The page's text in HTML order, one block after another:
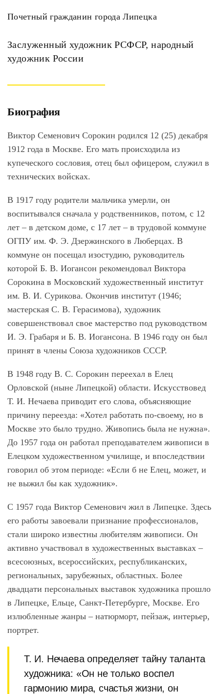
Заслуженный художник РСФСР, народный
художник России
Биография
Виктор Семенович Сорокин родился 12 (25) декабря
1912 года в Москве. Его мать происходила из
купеческого сословия, отец был офицером, служил в
технических войсках.
В 1917 году родители мальчика умерли, он
воспитывался сначала у родственников, потом, с 12
лет – в детском доме, с 17 лет – в трудовой коммуне
ОГПУ им. Ф. Э. Дзержинского в Люберцах. В
коммуне он посещал изостудию, руководитель
которой Б. В. Иогансон рекомендовал Виктора
Сорокина в Московский художественный институт
им. В. И. Сурикова. Окончив институт (1946;
мастерская С. В. Герасимова), художник
совершенствовал свое мастерство под руководством
И. Э. Грабаря и Б. В. Иогансона. В 1946 году он был
принят в члены Союза художников СССР.
В 1948 году В. С. Сорокин переехал в Елец
Орловской (ныне Липецкой) области. Искусствовед
Т. И. Нечаева приводит его слова, объясняющие
причину переезда: «Хотел работать по-своему, но в
Москве это было трудно. Живопись была не нужна».
До 1957 года он работал преподавателем живописи в
Елецком художественном училище, и впоследствии
говорил об этом периоде: «Если б не Елец, может, и
не выжил бы как художник».
С 1957 года Виктор Семенович жил в Липецке. Здесь
его работы завоевали признание профессионалов,
стали широко известны любителям живописи. Он
активно участвовал в художественных выставках –
всесоюзных, всероссийских, республиканских,
региональных, зарубежных, областных. Более
двадцати персональных выставок художника прошло
в Липецке, Ельце, Санкт-Петербурге, Москве. Его
излюбленные жанры – натюрморт, пейзаж, интерьер,
портрет.
Т. И. Нечаева определяет тайну таланта
художника: «Он не только воспел
гармонию мира, счастья жизни, он
Почетный гражданин города Липецка